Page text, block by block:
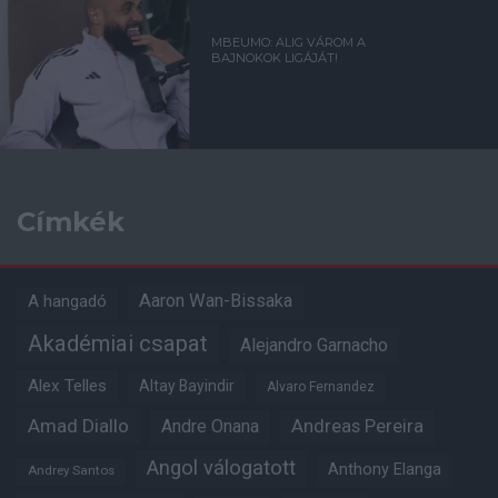
MBEUMO: ALIG VÁROM A
BAJNOKOK LIGÁJÁT!
Címkék
A hangadó Aaron Wan-Bissaka
Akadémiai csapat Alejandro Garnacho
Alex Telles Altay Bayindir Alvaro Fernandez
Amad Diallo Andre Onana Andreas Pereira
Andrey Santos Angol válogatott Anthony Elanga